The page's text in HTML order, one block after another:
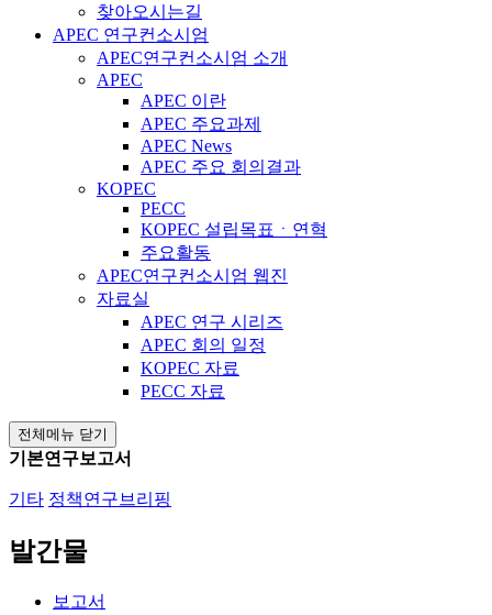
찾아오시는길
APEC 연구컨소시엄
APEC연구컨소시엄 소개
APEC
APEC 이란
APEC 주요과제
APEC News
APEC 주요 회의결과
KOPEC
PECC
KOPEC 설립목표ㆍ연혁
주요활동
APEC연구컨소시엄 웹진
자료실
APEC 연구 시리즈
APEC 회의 일정
KOPEC 자료
PECC 자료
전체메뉴 닫기
기본연구보고서
기타 정책연구브리핑
발간물
보고서